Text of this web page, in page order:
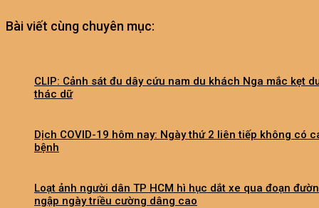
Bài viết cùng chuyên mục:
CLIP: Cảnh sát đu dây cứu nam du khách Nga mắc kẹt
thác dữ
Dịch COVID-19 hôm nay: Ngày thứ 2 liên tiếp không có
bệnh
Loạt ảnh người dân TP HCM hì hục dắt xe qua đoạn
ngập ngày triều cường dâng cao